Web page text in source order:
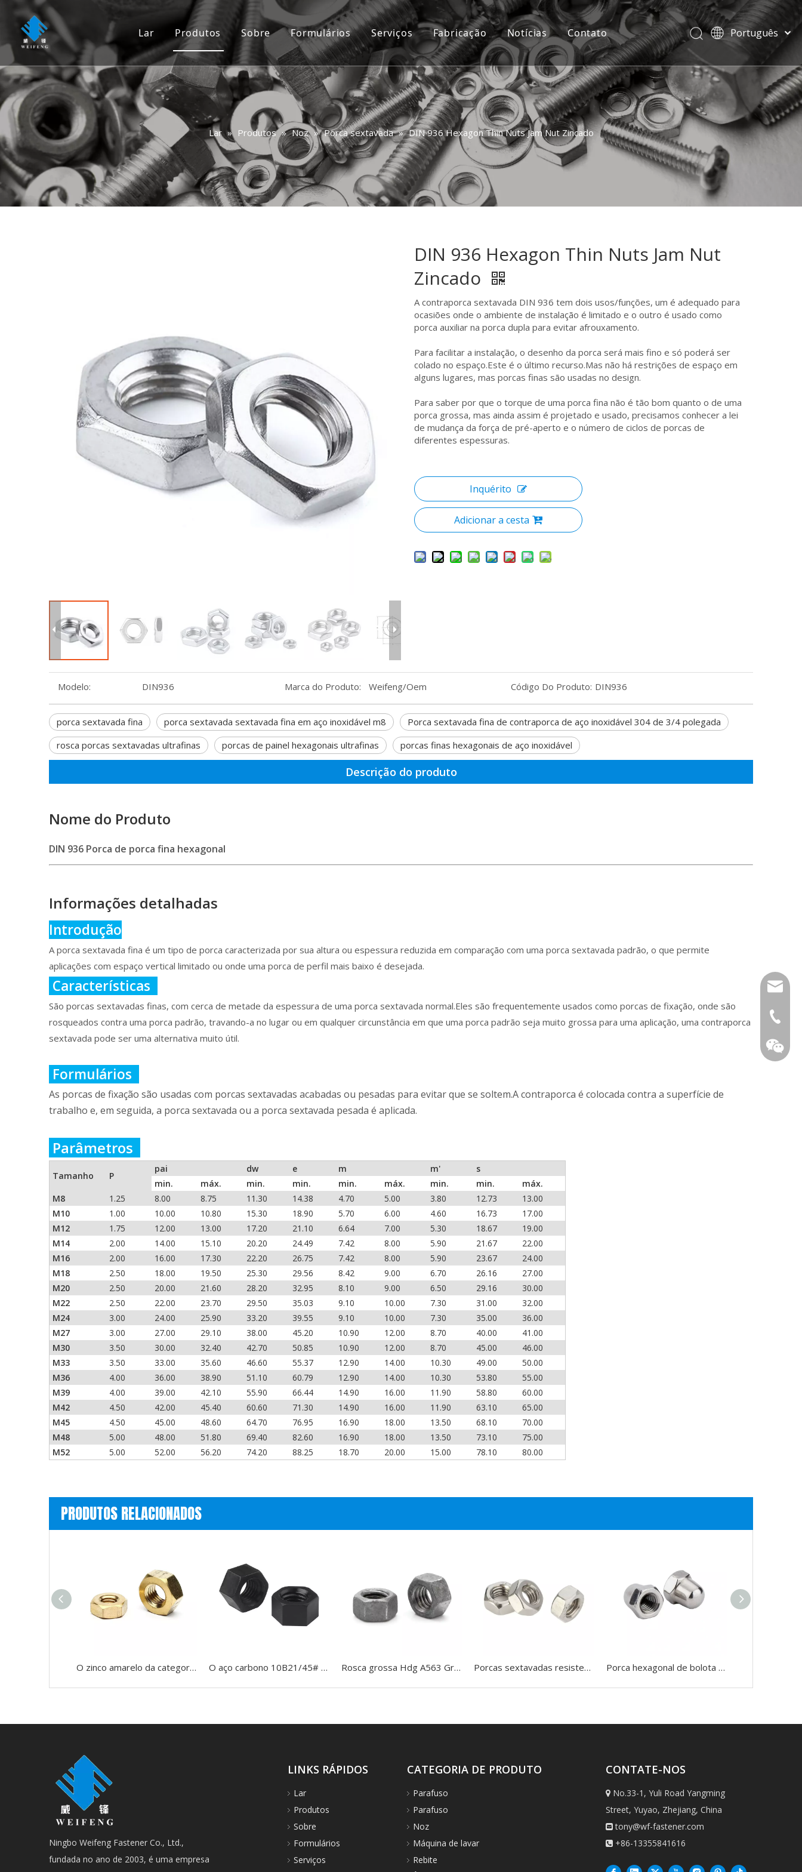
Lar Produtos
Parafuso
Parafuso
Noz
Máquina de lavar
Rebite
Âncora
Sobre Formulários Serviços
Personalizado
Consulta
Perguntas frequentes
Fabricação
Vídeo
Notícias Contato Português
हिन्दी
Italiano
Deutsch
Español
Pусский
Lar » Produtos » Noz » Porca sextavada » DIN 936 Hexagon Thin Nuts Jam Nut Zincado
DIN 936 Hexagon Thin Nuts Jam Nut
Zincado
A contraporca sextavada DIN 936 tem dois usos/funções, um é adequado para
ocasiões onde o ambiente de instalação é limitado e o outro é usado como
porca auxiliar na porca dupla para evitar afrouxamento.
Para facilitar a instalação, o desenho da porca será mais fino e só poderá ser
colado no espaço.Este é o último recurso.Mas não há restrições de espaço em
alguns lugares, mas porcas finas são usadas no design.
Para saber por que o torque de uma porca fina não é tão bom quanto o de uma
porca grossa, mas ainda assim é projetado e usado, precisamos conhecer a lei
de mudança da força de pré-aperto e o número de ciclos de porcas de
diferentes espessuras.
Inquérito
Adicionar a cesta
Modelo: DIN936 Marca do Produto: Weifeng/Oem Código Do Produto: DIN936
porca sextavada fina porca sextavada sextavada fina em aço inoxidável m8
Porca sextavada fina de contraporca de aço inoxidável 304 de 3/4 polegada
rosca porcas sextavadas ultrafinas
porcas de painel hexagonais ultrafinas porcas finas hexagonais de aço inoxidável
Descrição do produto
Nome do Produto
DIN 936 Porca de porca fina hexagonal
Informações detalhadas
Introdução
A porca sextavada fina é um tipo de porca caracterizada por sua altura ou espessura reduzida em comparação com uma porca sextavada padrão, o que permite
aplicações com espaço vertical limitado ou onde uma porca de perfil mais baixo é desejada.
Características
São porcas sextavadas finas, com cerca de metade da espessura de uma porca sextavada normal.Eles são frequentemente usados ​​​​como porcas de fixação, onde são
rosqueados contra uma porca padrão, travando-a no lugar ou em qualquer circunstância em que uma porca padrão seja muito grossa para uma aplicação, uma contraporca
sextavada pode ser uma alternativa muito útil.
Formulários
As porcas de fixação são usadas com porcas sextavadas acabadas ou pesadas para evitar que se soltem.A contraporca é colocada contra a superfície de
trabalho e, em seguida, a porca sextavada ou a porca sextavada pesada é aplicada.
Parâmetros
Tamanho P
pai dw e m m'
s
min.
máx. min. min. min. máx. min. min.
máx.
M8
1.25 8.00 8.75 11.30 14.38 4.70 5.00 3.80 12.73
13.00
M10
1.00 10.00 10.80 15.30 18.90 5.70 6.00 4.60 16.73
17.00
M12
1.75 12.00 13.00 17.20 21.10 6.64 7.00 5.30 18.67
19.00
M14
2.00 14.00 15.10 20.20 24.49 7.42 8.00 5.90 21.67
22.00
M16
2.00 16.00 17.30 22.20 26.75 7.42 8.00 5.90 23.67
24.00
M18
2.50 18.00 19.50 25.30 29.56 8.42 9.00 6.70 26.16
27.00
M20
2.50 20.00 21.60 28.20 32.95 8.10 9.00 6.50 29.16
30.00
M22
2.50 22.00 23.70 29.50 35.03 9.10 10.00 7.30 31.00
32.00
M24
3.00 24.00 25.90 33.20 39.55 9.10 10.00 7.30 35.00
36.00
M27
3.00 27.00 29.10 38.00 45.20 10.90 12.00 8.70 40.00
41.00
M30
3.50 30.00 32.40 42.70 50.85 10.90 12.00 8.70 45.00
46.00
M33
3.50 33.00 35.60 46.60 55.37 12.90 14.00 10.30 49.00
50.00
M36
4.00 36.00 38.90 51.10 60.79 12.90 14.00 10.30 53.80
55.00
M39
4.00 39.00 42.10 55.90 66.44 14.90 16.00 11.90 58.80
60.00
M42
4.50 42.00 45.40 60.60 71.30 14.90 16.00 11.90 63.10
65.00
M45
4.50 45.00 48.60 64.70 76.95 16.90 18.00 13.50 68.10
70.00
M48
5.00 48.00 51.80 69.40 82.60 16.90 18.00 13.50 73.10
75.00
M52
5.00 52.00 56.20 74.20 88.25 18.70 20.00 15.00 78.10 80.00
PRODUTOS RELACIONADOS
O zinco amarelo da categoria 8 terminado encanta o RUÍDO grosso 934 da linha de Nuts UNC O aço carbono 10B21/45# grau 8 DIN934 encanta a porca preta Rosca grossa Hdg A563 Grau A Porca sextavada pesada de aço de baixo carbono galvanizado por imersão a quente Fabricante chinês Porcas sextavadas resistentes por atacado da China Porca sextavada de aço inoxidável DIN 934 Porca hexagonal de bolota 304, aço inoxidável, tampa semicírculo hexagonal, porcas de cobertura, porcas de cúpula
Ningbo Weifeng Fastener Co., Ltd.,
fundada no ano de 2003, é uma empresa
LINKS RÁPIDOS
Lar
Produtos
Sobre
Formulários
Serviços
CATEGORIA DE PRODUTO
Parafuso
Parafuso
Noz
Máquina de lavar
Rebite
CONTATE-NOS
 No.33-1, Yuli Road Yangming
Street, Yuyao, Zhejiang, China
 tony@wf-fastener.com
 +86-13355841616
+86-